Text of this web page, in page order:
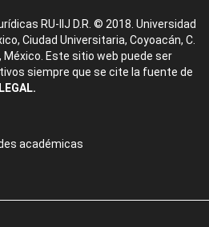
RU-IIJ D.R. © 2018. Universidad
Ciudad Universitaria, Coyoacán, C.
México. Este sitio web puede ser
siempre que se cite la fuente de
académicas